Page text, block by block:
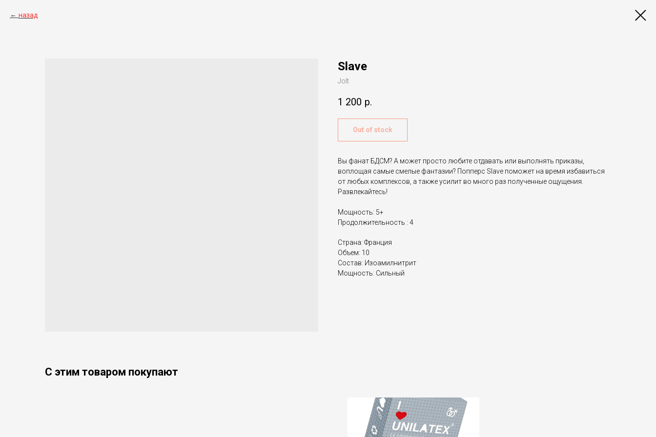
назад
Slave
Jolt
1 200 р.
Out of stock
Вы фанат БДСМ? А может просто любите отдавать или выполнять приказы,
воплощая самые смелые фантазии? Попперс Slave поможет на время избавиться
от любых комплексов, а также усилит во много раз полученные ощущения.
Развлекайтесь!
Мощность: 5+
Продолжительность : 4
Страна: Франция
Объем: 10
Состав: Изоамилнитрит
Мощность: Сильный
С этим товаром покупают